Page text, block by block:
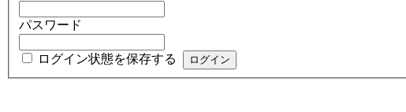
パスワード
ログイン状態を保存する